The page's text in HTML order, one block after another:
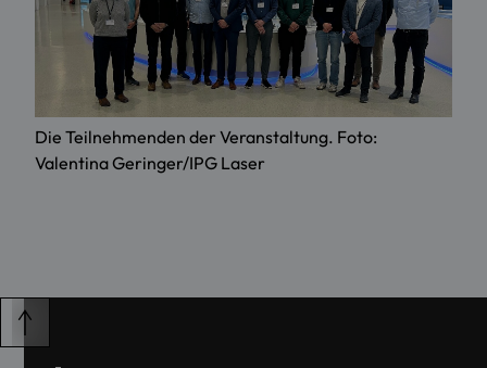
Die Teilnehmenden der Veranstaltung. Foto:
Valentina Geringer/IPG Laser